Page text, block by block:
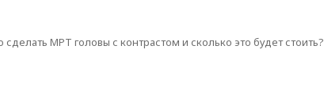
МРТ головы с контрастом и сколько это будет стоить?